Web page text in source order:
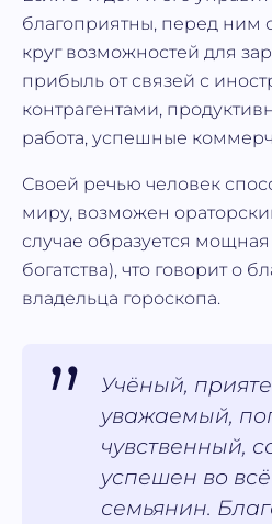
благоприятны, перед ним
круг возможностей для
прибыль от связей с
контрагентами,
работа, успешные
Своей речью человек
миру, возможен
случае образуется мощная
богатства), что говорит о
владельца гороскопа.
Учёный,
уважаемый,
чувственный,
успешен во
семьянин.